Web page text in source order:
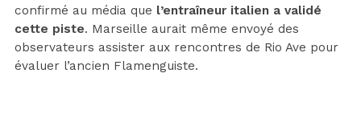
confirmé au média que l’entraîneur italien a validé
cette piste. Marseille aurait même envoyé des
observateurs assister aux rencontres de Rio Ave pour
évaluer l’ancien Flamenguiste.